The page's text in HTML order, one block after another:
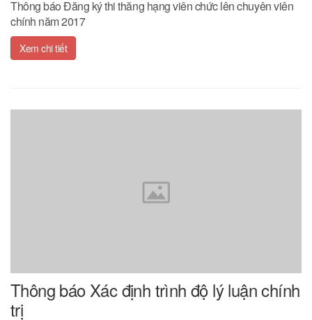
Thông báo Đăng ký thi thăng hạng viên chức lên chuyên viên
chính năm 2017
Xem chi tiết
Thông báo Xác định trình độ lý luận chính
trị